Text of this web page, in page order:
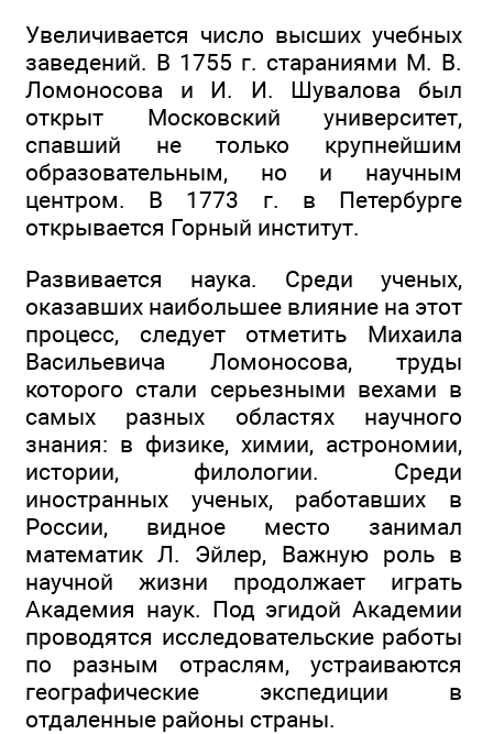
Увеличивается число высших учебных
заведений. В 1755 г. стараниями М. В.
Ломоносова и И. И. Шувалова был
открыт Московский университет,
спавший не только крупнейшим
образовательным, но и научным
центром. В 1773 г. в Петербурге
открывается Горный институт.
Развивается наука. Среди ученых,
оказавших наибольшее влияние на этот
процесс, следует отметить Михаила
Васильевича Ломоносова, труды
которого стали серьезными вехами в
самых разных областях научного
знания: в физике, химии, астрономии,
истории, филологии. Среди
иностранных ученых, работавших в
России, видное место занимал
математик Л. Эйлер, Важную роль в
научной жизни продолжает играть
Академия наук. Под эгидой Академии
проводятся исследовательские работы
по разным отраслям, устраиваются
географические экспедиции в
отдаленные районы страны.